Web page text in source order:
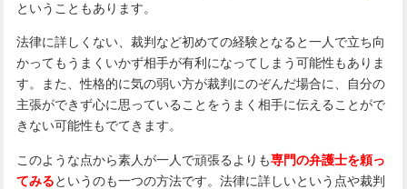
ということもあります。
法律に詳しくない、裁判など初めての経験となると一人で立ち向
かってもうまくいかず相手が有利になってしまう可能性もありま
す。また、性格的に気の弱い方が裁判にのぞんだ場合に、自分の
主張ができず心に思っていることをうまく相手に伝えることがで
きない可能性もでてきます。
このような点から素人が一人で頑張るよりも専門の弁護士を頼っ
てみるというのも一つの方法です。法律に詳しいという点や裁判